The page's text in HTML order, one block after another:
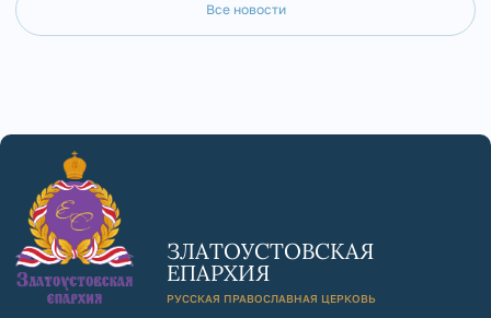
Все новости
ЗЛАТОУСТОВСКАЯ
ЕПАРХИЯ
РУССКАЯ ПРАВОСЛАВНАЯ ЦЕРКОВЬ